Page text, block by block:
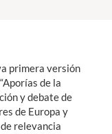
primera versión
de la
y debate de
de Europa y
relevancia